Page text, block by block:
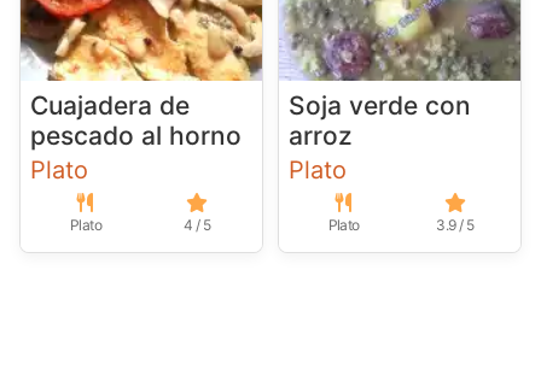
Cuajadera de
pescado al horno
Plato
Plato 4 / 5
Soja verde con
arroz
Plato
Plato 3.9 / 5